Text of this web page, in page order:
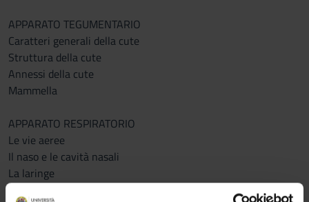
APPARATO TEGUMENTARIO
Caratteri generali della cute
Struttura della cute
Annessi della cute
Mammella
APPARATO RESPIRATORIO
Le vie aeree
Il naso e le cavità nasali
La laringe
Trachea e bronchi